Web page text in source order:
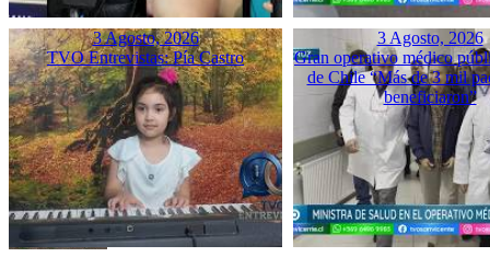
3 Agosto, 2026
TVO Entrevistas: Pía Castro
3 Agosto, 2026
Gran operativo médico
de Chile “Más de 3 mil
beneficiaron”